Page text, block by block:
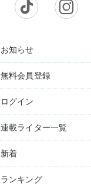
お知らせ
無料会員登録
ログイン
連載ライター一覧
新着
ランキング